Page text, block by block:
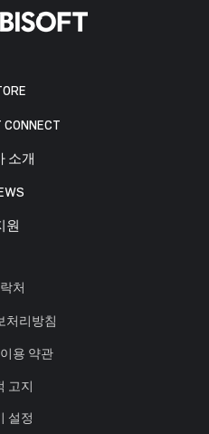
CONNECT
소개
원
처
처리방침
용 약관
고지
설정